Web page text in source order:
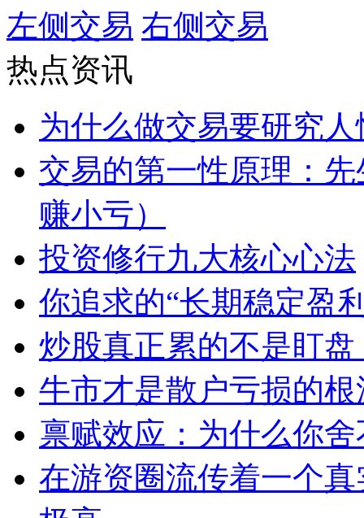
左侧交易 右侧交易
热点资讯
为什么做交易要研究
交易的第一性原理：
赚小亏）
投资修行九大核心心法
你追求的“长期稳定盈
炒股真正累的不是盯
牛市才是散户亏损的根
禀赋效应：为什么你
在游资圈流传着一个